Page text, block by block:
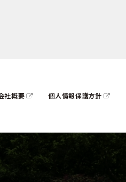
社概要 個人情報保護方針